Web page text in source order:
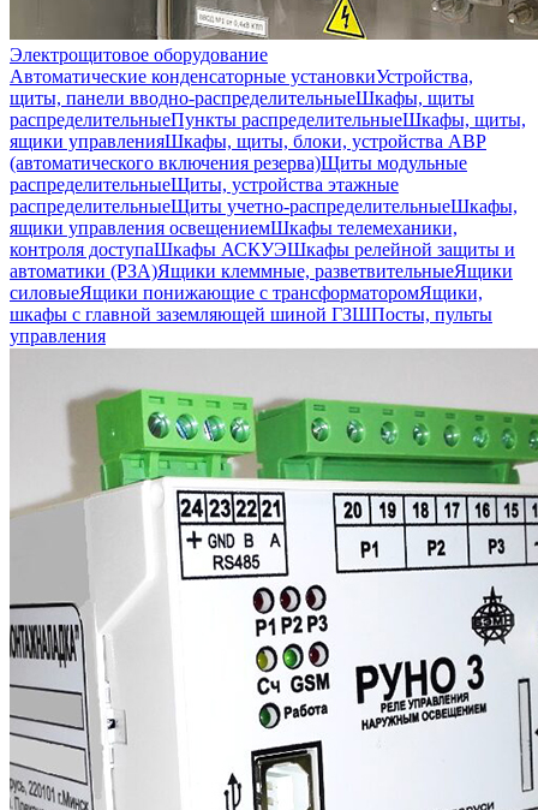
Электрощитовое оборудование
Автоматические конденсаторные установкиУстройства,
щиты, панели вводно-распределительныеШкафы, щиты
распределительныеПункты распределительныеШкафы, щиты,
ящики управленияШкафы, щиты, блоки, устройства АВР
(автоматического включения резерва)Щиты модульные
распределительныеЩиты, устройства этажные
распределительныеЩиты учетно-распределительныеШкафы,
ящики управления освещениемШкафы телемеханики,
контроля доступаШкафы АСКУЭШкафы релейной защиты и
автоматики (РЗА)Ящики клеммные, разветвительныеЯщики
силовыеЯщики понижающие с трансформаторомЯщики,
шкафы с главной заземляющей шиной ГЗШПосты, пульты
управления